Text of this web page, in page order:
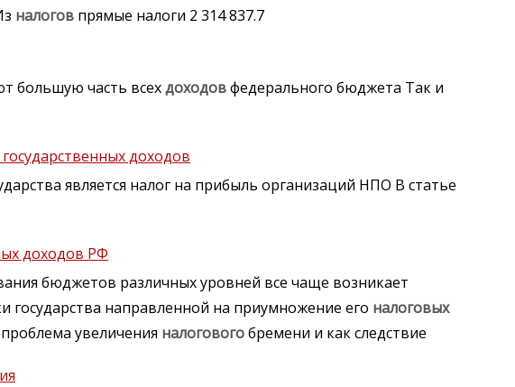
налогов прямые налоги 2 314 837.7
большую часть всехдоходовфедерального бюджета Так и
доходов
является налог на прибыль организаций НПО В статье
доходов РФ
бюджетов различных уровней все чаще возникает
государства направленной на приумножение его налоговых
увеличения налоговогобремени и как следствие